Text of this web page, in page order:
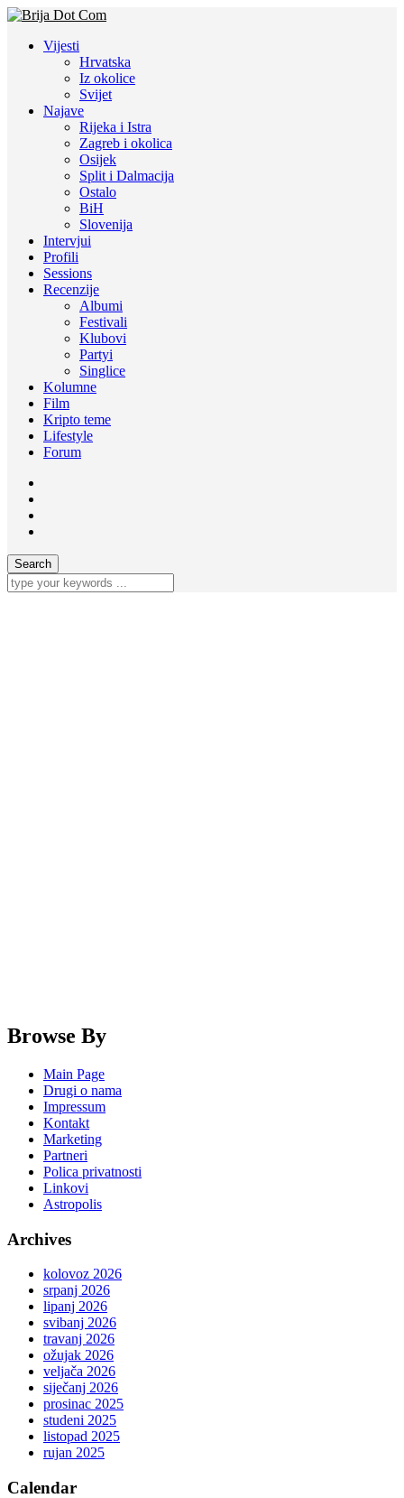
Vijesti
Hrvatska
Iz okolice
Svijet
Najave
Rijeka i Istra
Zagreb i okolica
Osijek
Split i Dalmacija
Ostalo
BiH
Slovenija
Intervjui
Profili
Sessions
Recenzije
Albumi
Festivali
Klubovi
Partyi
Singlice
Kolumne
Film
Kripto teme
Lifestyle
Forum
Browse By
Main Page
Drugi o nama
Impressum
Kontakt
Marketing
Partneri
Polica privatnosti
Linkovi
Astropolis
Archives
kolovoz 2026
srpanj 2026
lipanj 2026
svibanj 2026
travanj 2026
ožujak 2026
veljača 2026
siječanj 2026
prosinac 2025
studeni 2025
listopad 2025
rujan 2025
Calendar